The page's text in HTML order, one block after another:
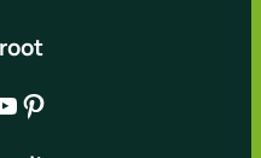
Pinterest